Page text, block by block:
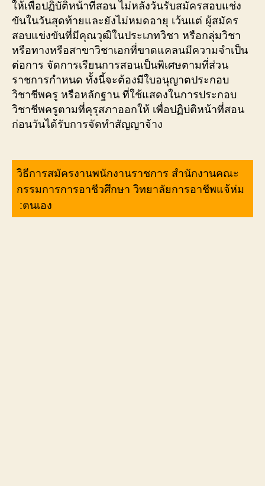
ให้เพื่อปฏิบัติหน้าที่สอน ไม่หลังวันรับสมัครสอบแช่ง
ขันในวันสุดท้ายและยังไม่หมดอายุ เว้นแต่ ผู้สมัคร
สอบแข่งขันที่มีคุณวุฒิในประเภทวิชา หรือกลุ่มวิชา
หรือทางหรือสาขาวิชาเอกที่ขาดแคลนมีความจำเป็น
ต่อการ จัดการเรียนการสอนเป็นพิเศษตามที่ส่วน
ราชการกำหนด ทั้งนี้จะต้องมีใบอนุญาตประกอบ
วิชาชีพครู หรือหลักฐาน ที่ใช้แสดงในการประกอบ
วิชาชีพครูตามที่คุรุสภาออกให้ เพื่อปฏิบ่ติหน้าที่สอน
ก่อนวันได้รับการจัดทำสัญญาจ้าง
วิธีการสมัครงานพนักงานราชการ สำนักงานคณะ
กรรมการการอาชีวศึกษา วิทยาลัยการอาชีพแจ้ห่ม
:ตนเอง